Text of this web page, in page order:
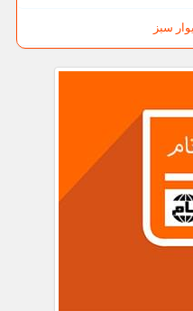
سبز